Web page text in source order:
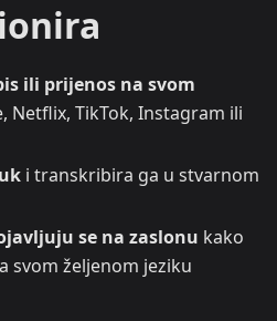
ili prijenos na svom
Netflix, TikTok, Instagram ili
i transkribira ga u stvarnom
se na zaslonu kako
svom željenom jeziku